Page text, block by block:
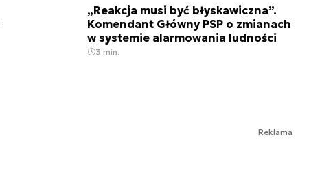
„Reakcja musi być błyskawiczna”.
Komendant Główny PSP o zmianach
w systemie alarmowania ludności
3 min.
Reklama